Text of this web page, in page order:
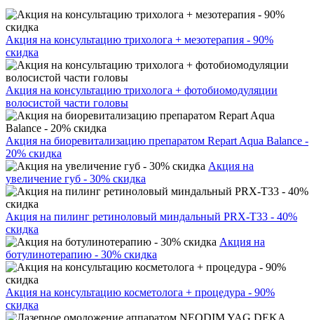
Акция на консультацию трихолога + мезотерапия - 90%
скидка
Акция на консультацию трихолога + фотобиомодуляции
волосистой части головы
Акция на биоревитализацию препаратом Repart Aqua Balance -
20% скидка
Акция на
увеличение губ - 30% скидка
Акция на пилинг ретиноловый миндальный PRX-T33 - 40%
скидка
Акция на
ботулинотерапию - 30% скидка
Акция на консультацию косметолога + процедура - 90%
скидка